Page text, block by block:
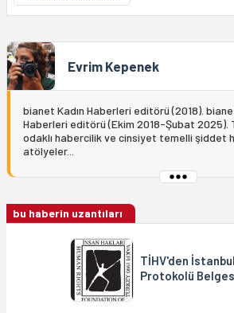
Evrim Kepenek
bianet Kadın Haberleri editörü (2018).
Haberleri editörü (Ekim 2018-Şubat 2025).
odaklı habercilik ve cinsiyet temelli şiddet
atölyeler...
bu haberin uzantıları
TİHV'den İstanbul
Protokolü